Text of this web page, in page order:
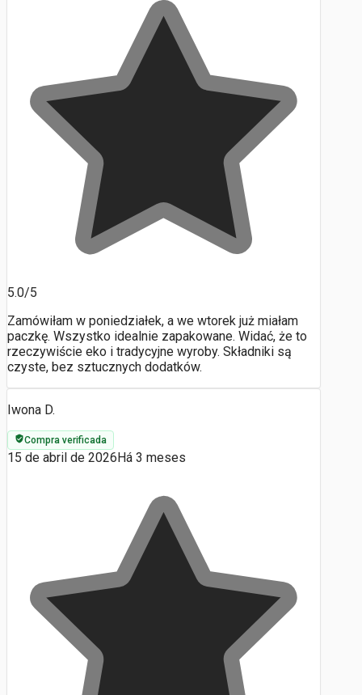
5.0/5
Zamówiłam w poniedziałek, a we wtorek już miałam
paczkę. Wszystko idealnie zapakowane. Widać, że to
rzeczywiście eko i tradycyjne wyroby. Składniki są
czyste, bez sztucznych dodatków.
Iwona D.
Compra verificada
15 de abril de 2026 Há 3 meses